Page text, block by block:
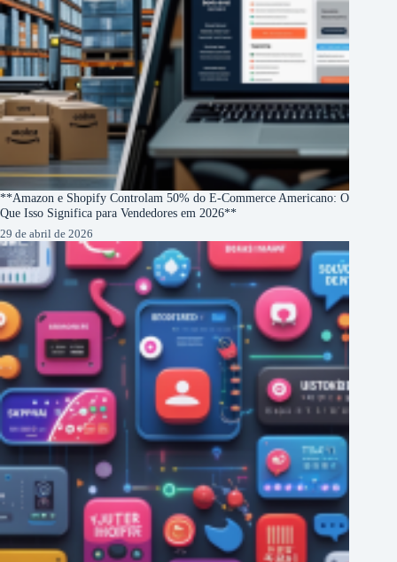
**Amazon e Shopify Controlam 50% do E-Commerce Americano: O
Que Isso Significa para Vendedores em 2026**
29 de abril de 2026